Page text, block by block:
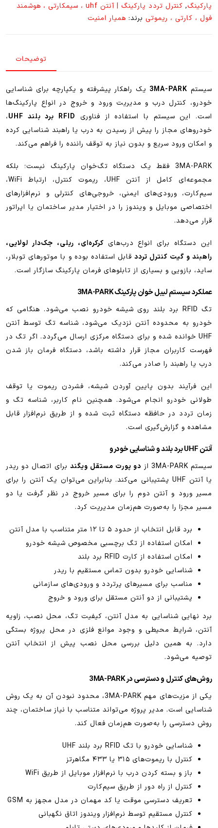
عدد
پارکینگ,
کنترل تردد پارکینگ | آنتن uhf ، سیمکارتی ، هوشمند
فول ، کارتی ، ریموتی برند: همیار امنیت
توضیحات
سیستم 3MA-PARK یک راهکار پیشرفته و یکپارچه برای شناسایی
خودرو، کنترل درب و مدیریت ورود و خروج در انواع پارکینگ‌ها
است. این سیستم با استفاده از فناوری RFID برد بلند UHF
،
خودروهای مجاز را پیش از رسیدن به درب یا راهبند شناسایی کرده
و امکان ورود سریع و بدون نیاز به توقف راننده را فراهم می‌کند.
3MA-PARK فقط یک دستگاه تگ‌خوان پارکینگ نیست؛ بلکه
مجموعه‌ای کامل از آنتن UHF، ریموت کنترل، ارتباط WiFi،
سیم‌کارت، ورودی‌های ایمنی، خروجی‌های کنترلی و نرم‌افزارهای
اختصاصی موبایل و ویندوز را در اختیار مدیر ساختمان یا اپراتور
قرار می‌دهد.
این دستگاه برای انواع درب‌هایکرکره‌ای، ریلی، جک‌دار لولایی،
راهبند و گیت کنترل ترددقابل استفاده بوده و با موتورهای توبلار،
ساید، بازویی و بسیاری از تابلوهای فرمان پارکینگ سازگار است.
عملکرد سیستم لیبل خوان پارکینگ 3MA-PARK
تگ RFID برد بلند روی شیشه خودرو نصب می‌شود. هنگامی که
خودرو به محدوده آنتن نزدیک می‌شود، شناسه تگ توسط آنتن
UHF خوانده شده و برای دستگاه مرکزی ارسال می‌گردد. اگر تگ در
فهرست کاربران مجاز قرار داشته باشد، دستگاه فرمان باز شدن
درب یا راهبند را صادر می‌کند.
این فرآیند بدون پایین آوردن شیشه، فشردن ریموت یا توقف
طولانی خودرو انجام می‌شود. همچنین نام کاربر، شناسه تگ و
زمان تردد در حافظه دستگاه ثبت شده و از طریق نرم‌افزار قابل
مشاهده و گزارش‌گیری است.
آنتن UHF برد بلند و شناسایی خودرو
سیستم 3MA-PARK از دو پورت مستقل ویگند برای اتصال دو ریدر
یا آنتن UHF پشتیبانی می‌کند. بنابراین می‌توان یک آنتن را برای
مسیر ورود و آنتن دوم را برای مسیر خروج در نظر گرفت یا دو
مسیر مجزا را به‌صورت هم‌زمان مدیریت کرد.
برد قابل انتخاب از حدود ۵ تا ۱۲ متر متناسب با مدل آنتن
امکان استفاده از تگ برچسبی مخصوص شیشه خودرو
امکان استفاده از کارت RFID برد بلند
شناسایی خودرو بدون تماس مستقیم با ریدر
مناسب برای مسیرهای پرتردد و ورودی‌های سازمانی
پشتیبانی از دو آنتن مستقل برای ورود و خروج
برد نهایی شناسایی به مدل آنتن، کیفیت تگ، محل نصب، زاویه
آنتن، شرایط محیطی و وجود موانع فلزی در محل پروژه بستگی
دارد. به همین دلیل بررسی محل نصب پیش از انتخاب آنتن
توصیه می‌شود.
روش‌های کنترل و دسترسی در 3MA-PARK
یکی از مزیت‌های مهم 3MA-PARK، محدود نبودن آن به یک روش
شناسایی است. مدیر پروژه می‌تواند متناسب با نیاز ساختمان، چند
روش دسترسی را به‌صورت هم‌زمان فعال کند.
شناسایی خودرو با تگ RFID برد بلند UHF
کنترل با ریموت‌های ۳۱۵ یا ۴۳۳ مگاهرتز
باز و بسته کردن درب با نرم‌افزار موبایل از طریق WiFi
کنترل از راه دور از طریق سیم‌کارت
تعریف دسترسی موقت یا کد مهمان در مدل مجهز به GSM
کنترل مستقیم توسط نرم‌افزار ویندوز اتاق نگهبانی